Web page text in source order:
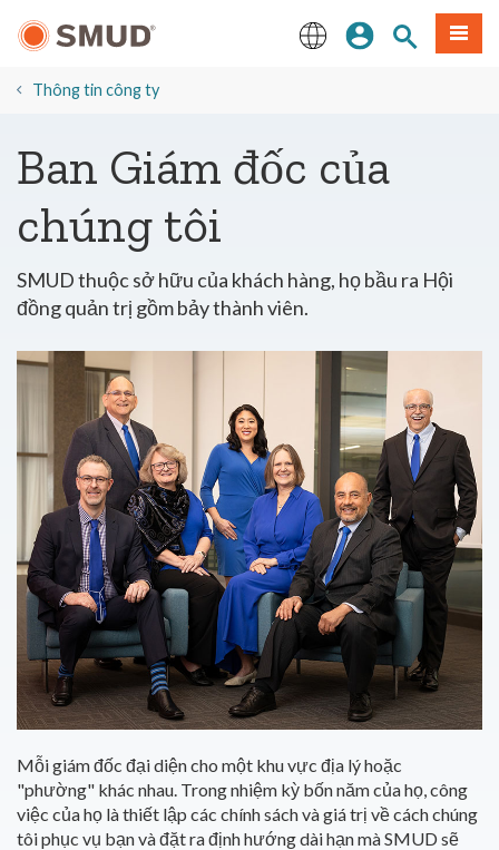
đến
dung
Đăng nhập
Tìm trangThực
Thông tin công ty
Ban Giám đốc của
chúng tôi
SMUD thuộc sở hữu của khách hàng, họ bầu ra Hội
đồng quản trị gồm bảy thành viên.
Mỗi giám đốc đại diện cho một khu vực địa lý hoặc
"phường" khác nhau. Trong nhiệm kỳ bốn năm của họ, công
việc của họ là thiết lập các chính sách và giá trị về cách chúng
tôi phục vụ bạn và đặt ra định hướng dài hạn mà SMUD sẽ